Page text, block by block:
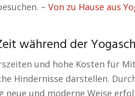
– Von zu Hause aus
während der
und hohe Kosten für
Hindernisse darstellen.
neue und moderne Weise